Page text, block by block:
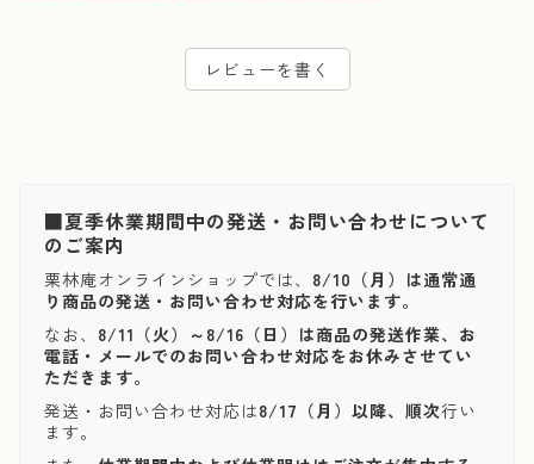
レビューを書く
■夏季休業期間中の発送・お問い合わせについて
のご案内
栗林庵オンラインショップでは、 8/10（月）は通常通
り商品の発送・お問い合わせ対応を行います。
なお、 8/11（火）～8/16（日）は商品の発送作業、お
電話・メールでのお問い合わせ対応をお休みさせてい
ただきます。
発送・お問い合わせ対応は8/17（月）以降、順次行い
ます。